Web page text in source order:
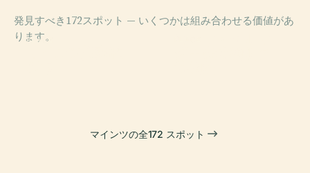
発見すべき172スポット — いくつかは組み合わせる価値があ
ります。
PLACE
PLACE
PLACE
マインツの全172 スポット